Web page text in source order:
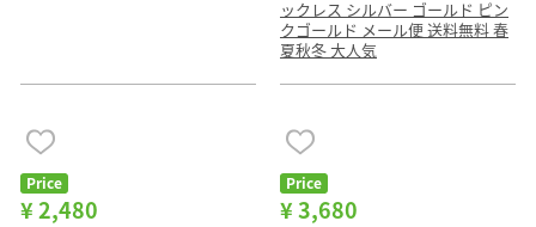
ックレス シルバー ゴールド ピン
クゴールド メール便 送料無料 春
夏秋冬 大人気
Price
¥ 2,480
Price
¥ 3,680